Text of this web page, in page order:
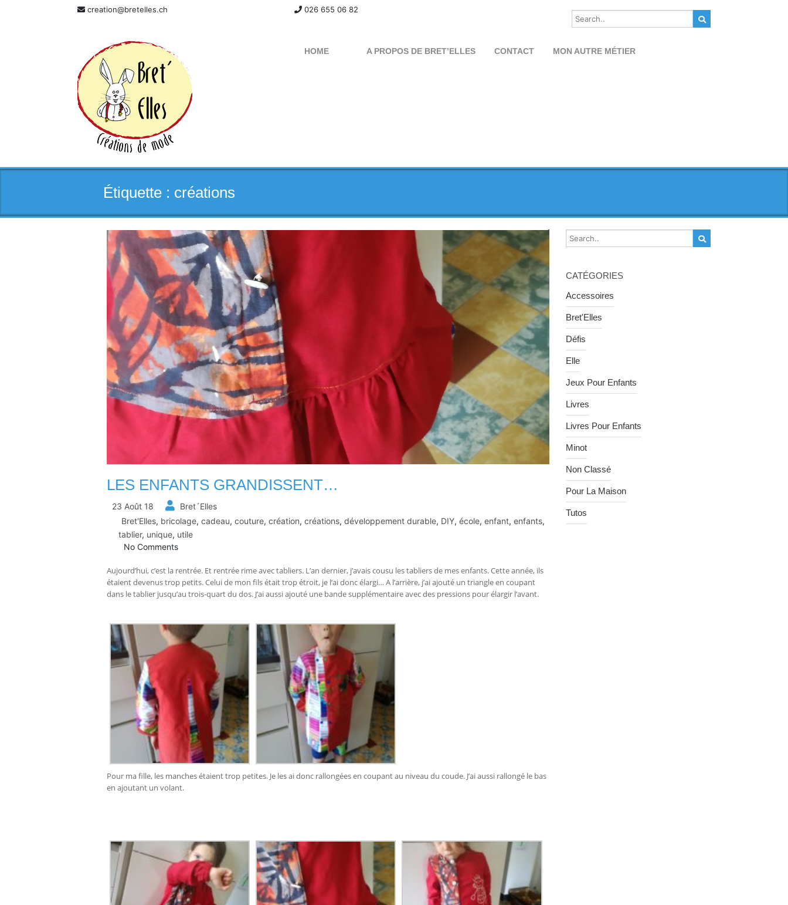
creation@bretelles.ch 026 655 06 82
HOME A PROPOS DE BRET’ELLES CONTACT MON AUTRE MÉTIER
Étiquette : créations
LES ENFANTS GRANDISSENT…
23 Août 18
Bret´Elles
Bret'Elles, bricolage, cadeau, couture, création, créations, développement durable, DIY, école, enfant, enfants,
tablier, unique, utile
No Comments
Aujourd’hui, c’est la rentrée. Et rentrée rime avec tabliers. L’an dernier, j’avais cousu les tabliers de mes enfants. Cette année, ils
étaient devenus trop petits. Celui de mon fils était trop étroit, je l’ai donc élargi… A l’arrière, j’ai ajouté un triangle en coupant
dans le tablier jusqu’au trois-quart du dos. J’ai aussi ajouté une bande supplémentaire avec des pressions pour élargir l’avant.
Pour ma fille, les manches étaient trop petites. Je les ai donc rallongées en coupant au niveau du coude. J’ai aussi rallongé le bas
en ajoutant un volant.
CATÉGORIES
Accessoires
Bret'Elles
Défis
Elle
Jeux Pour Enfants
Livres
Livres Pour Enfants
Minot
Non Classé
Pour La Maison
Tutos